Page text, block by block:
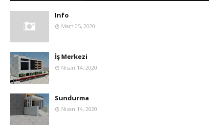
Info
Mart 05, 2020
İş Merkezi
Nisan 14, 2020
Sundurma
Nisan 14, 2020